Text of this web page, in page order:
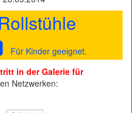
Für Kinder geeignet.
in der Galerie für
Netzwerken: